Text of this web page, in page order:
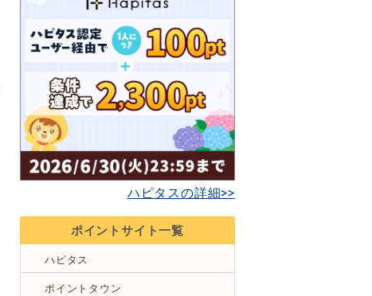
ハピタスの詳細>>
ポイントサイト一覧
ハピタス
ポイントタウン